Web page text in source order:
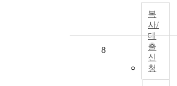
복
사/
대
출
신
청
8